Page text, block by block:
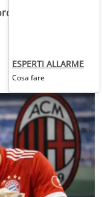
di questo
ESPERTI ALLARME
Cosa fare